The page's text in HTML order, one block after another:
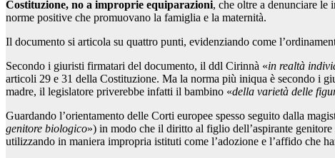
Costituzione, no a improprie equiparazioni, che oltre a denunciare
norme positive che promuovano la famiglia e la maternità.
Il documento si articola su quattro punti, evidenziando come
Secondo i giuristi firmatari del documento, il ddl Cirinnà «in realtà
articoli 29 e 31 della Costituzione. Ma la norma più iniqua è secondo i
madre, il legislatore priverebbe infatti il bambino «della varietà delle
Guardando l’orientamento delle Corti europee spesso seguito dalla
genitore biologico») in modo che il diritto al figlio dell’aspirante
utilizzando in maniera impropria istituti come l’adozione e l’affido che